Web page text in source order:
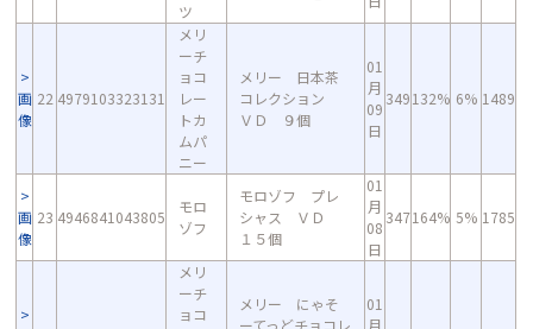
ツ
画
像
22 4979103323131
メリ
ーチ
ョコ
レー
トカ
ムパ
ニー
メリー 日本茶
コレクション
ＶＤ ９個
01
月
09
日
349132% 6% 1489
画
像
23 4946841043805
モロ
ゾフ
モロゾフ プレ
シャス ＶＤ
１５個
01
月
08
日
347164% 5% 1785
メリ
ーチ
ョコ
メリー にゃそ
ーてっどチョコレ
01
月